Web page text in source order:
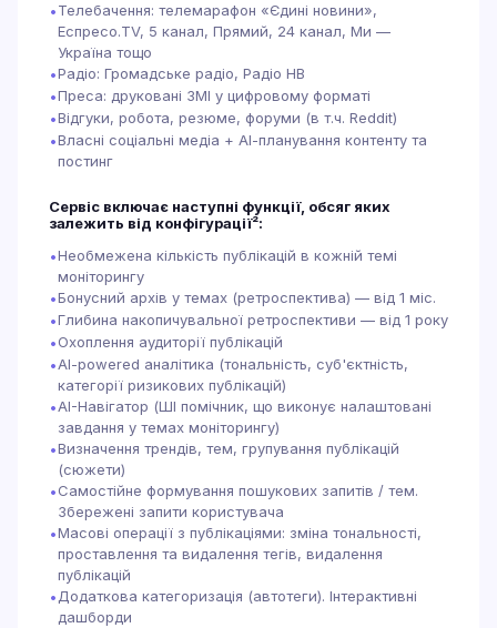
•Телебачення: телемарафон «Єдині новини»,
Еспресо.TV, 5 канал, Прямий, 24 канал, Ми —
Україна тощо
•Радіо: Громадське радіо, Радіо НВ
•Преса: друковані ЗМІ у цифровому форматі
•Відгуки, робота, резюме, форуми (в т.ч. Reddit)
•Власні соціальні медіа + АІ-планування контенту та
постинг
Сервіс включає наступні функції, обсяг яких
залежить від конфігурації²:
•Необмежена кількість публікацій в кожній темі
моніторингу
•Бонусний архів у темах (ретроспектива) — від 1 міс.
•Глибина накопичувальної ретроспективи — від 1 року
•Охоплення аудиторії публікацій
•AI-powered аналітика (тональність, суб'єктність,
категорії ризикових публікацій)
•AI-Навігатор (ШІ помічник, що виконує налаштовані
завдання у темах моніторингу)
•Визначення трендів, тем, групування публікацій
(сюжети)
•Самостійне формування пошукових запитів / тем.
Збережені запити користувача
•Масові операції з публікаціями: зміна тональності,
проставлення та видалення тегів, видалення
публікацій
• Додаткова категоризація (автотеги). Інтерактивні
дашборди